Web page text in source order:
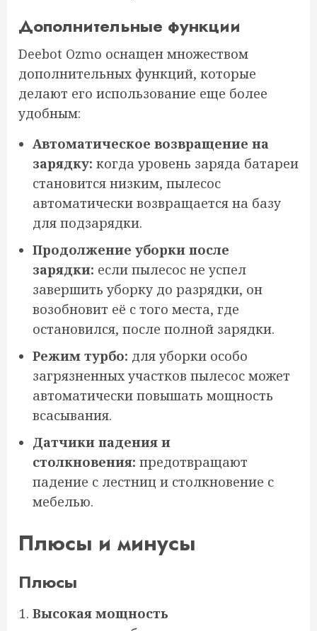
Дополнительные функции
Deebot Ozmo оснащен множеством
дополнительных функций, которые
делают его использование еще более
удобным:
Автоматическое возвращение на
зарядку: когда уровень заряда батареи
становится низким, пылесос
автоматически возвращается на базу
для подзарядки.
Продолжение уборки после
зарядки: если пылесос не успел
завершить уборку до разрядки, он
возобновит её с того места, где
остановился, после полной зарядки.
Режим турбо: для уборки особо
загрязненных участков пылесос может
автоматически повышать мощность
всасывания.
Датчики падения и
столкновения: предотвращают
падение с лестниц и столкновение с
мебелью.
Плюсы и минусы
Плюсы
Высокая мощность